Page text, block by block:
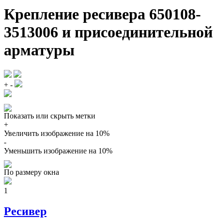
Крепление ресивера 650108-
3513006 и присоединительной
арматуры
+ -
Показать или скрыть метки
+
Увеличить изображение на 10%
-
Уменьшить изображение на 10%
По размеру окна
1
Ресивер